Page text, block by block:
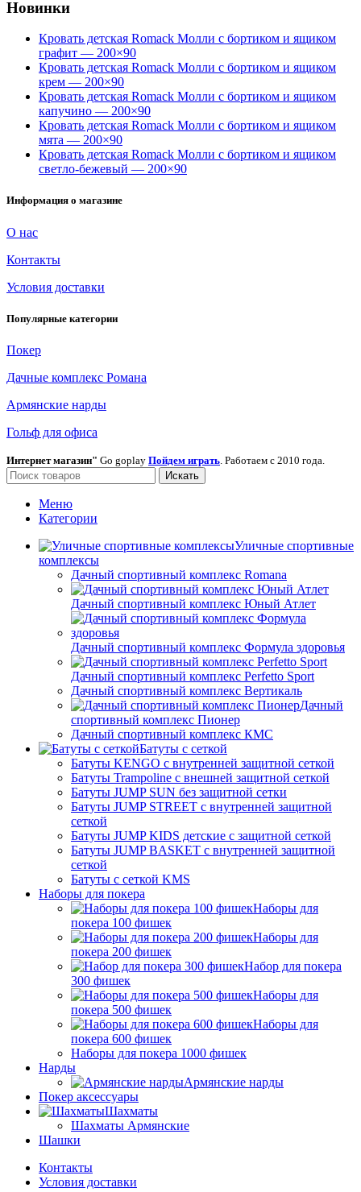
Новинки
Кровать детская Romack Молли с бортиком и ящиком
графит — 200×90
Кровать детская Romack Молли с бортиком и ящиком
крем — 200×90
Кровать детская Romack Молли с бортиком и ящиком
капучино — 200×90
Кровать детская Romack Молли с бортиком и ящиком
мята — 200×90
Кровать детская Romack Молли с бортиком и ящиком
светло-бежевый — 200×90
Информация о магазине
О нас
Контакты
Условия доставки
Популярные категории
Покер
Дачные комплекс Романа
Армянские нарды
Гольф для офиса
Интернет магазин" Go goplay Пойдем играть. Работаем с 2010 года.
Искать
Меню
Категории
Уличные спортивные
комплексы
Дачный спортивный комплекс Romana
Дачный спортивный комплекс Юный Атлет
Дачный спортивный комплекс Формула здоровья
Дачный спортивный комплекс Perfetto Sport
Дачный спортивный комплекс Вертикаль
Дачный
спортивный комплекс Пионер
Дачный спортивный комплекс КМС
Батуты с сеткой
Батуты KENGO с внутренней защитной сеткой
Батуты Trampoline с внешней защитной сеткой
Батуты JUMP SUN без защитной сетки
Батуты JUMP STREET с внутренней защитной
сеткой
Батуты JUMP KIDS детские с защитной сеткой
Батуты JUMP BASKET с внутренней защитной
сеткой
Батуты с сеткой KMS
Наборы для покера
Наборы для
покера 100 фишек
Наборы для
покера 200 фишек
Набор для покера
300 фишек
Наборы для
покера 500 фишек
Наборы для
покера 600 фишек
Наборы для покера 1000 фишек
Нарды
Армянские нарды
Покер аксессуары
Шахматы
Шахматы Армянские
Шашки
Контакты
Условия доставки